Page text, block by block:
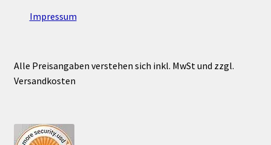
Impressum
Alle Preisangaben verstehen sich inkl. MwSt und zzgl.
Versandkosten